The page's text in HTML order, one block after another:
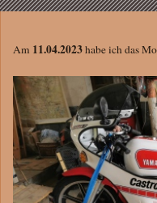
Am 11.04.2023habe ich das